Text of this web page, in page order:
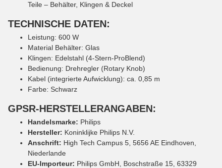
Teile – Behälter, Klingen & Deckel
TECHNISCHE DATEN:
Leistung: 600 W
Material Behälter: Glas
Klingen: Edelstahl (4-Stern-ProBlend)
Bedienung: Drehregler (Rotary Knob)
Kabel (integrierte Aufwicklung): ca. 0,85 m
Farbe: Schwarz
GPSR-HERSTELLERANGABEN:
Handelsmarke: Philips
Hersteller: Koninklijke Philips N.V.
Anschrift: High Tech Campus 5, 5656 AE Eindhoven,
Niederlande
EU-Importeur: Philips GmbH, Boschstraße 15, 63329